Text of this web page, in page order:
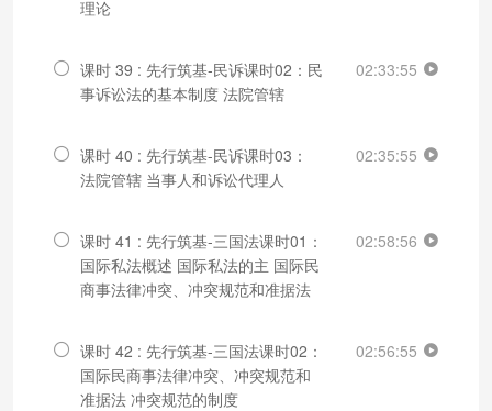
理论
课时 39 : 先行筑基-民诉课时02：民
事诉讼法的基本制度 法院管辖
02:33:55
课时 40 : 先行筑基-民诉课时03：
法院管辖 当事人和诉讼代理人
02:35:55
课时 41 : 先行筑基-三国法课时01：
国际私法概述 国际私法的主 国际民
商事法律冲突、冲突规范和准据法
02:58:56
课时 42 : 先行筑基-三国法课时02：
国际民商事法律冲突、冲突规范和
准据法 冲突规范的制度
02:56:55